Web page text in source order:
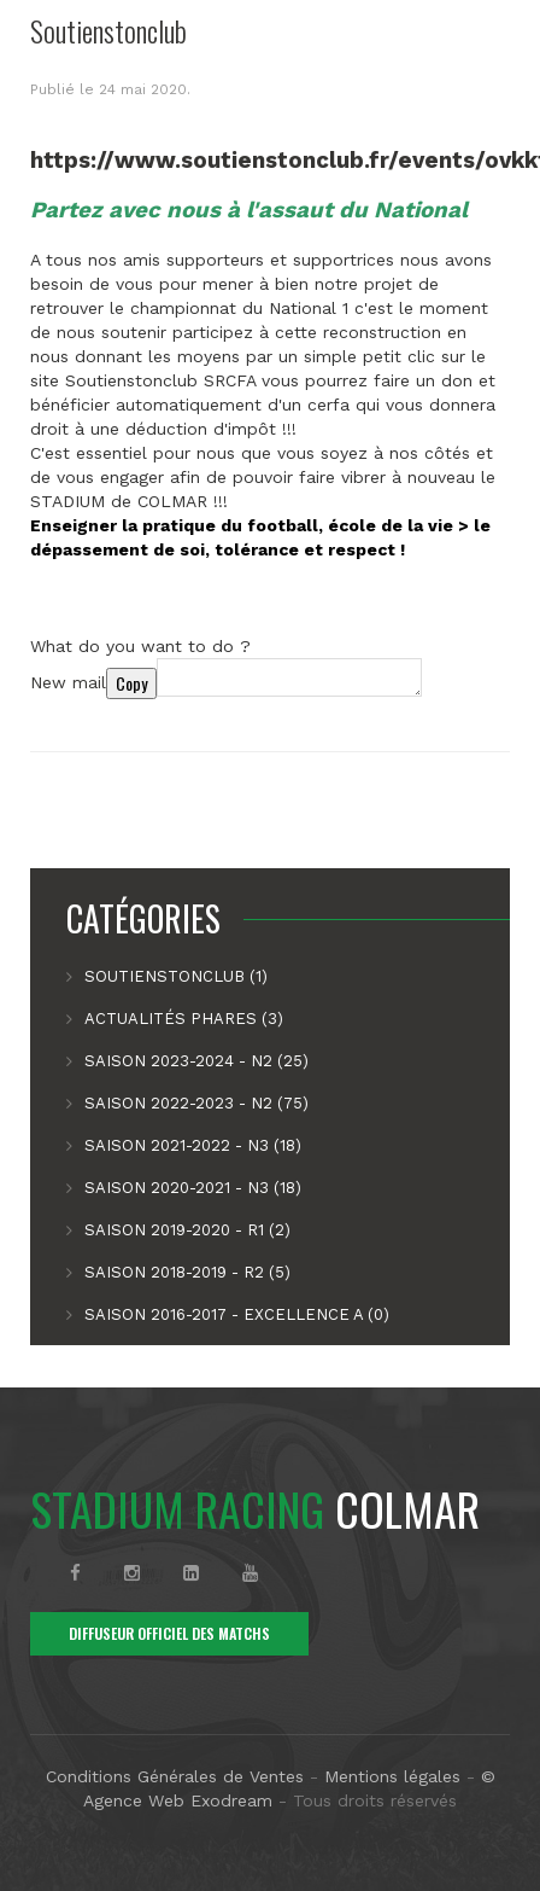
Soutienstonclub
Publié le 24 mai 2020.
https://www.soutienstonclub.fr/events/
Partez avec nous à l'assaut du National
A tous nos amis supporteurs et supportrices nous avons
besoin de vous pour mener à bien notre projet de
retrouver le championnat du National 1 c'est le moment
de nous soutenir participez à cette reconstruction en
nous donnant les moyens par un simple petit clic sur le
site Soutienstonclub SRCFA vous pourrez faire un don et
bénéficier automatiquement d'un cerfa qui vous donnera
droit à une déduction d'impôt !!!
C'est essentiel pour nous que vous soyez à nos côtés et
de vous engager afin de pouvoir faire vibrer à nouveau le
STADIUM de COLMAR !!!
Enseigner la pratique du football, école de la vie > le
dépassement de soi, tolérance et respect !
What do you want to do ?
New mail
Copy
CATÉGORIES
SOUTIENSTONCLUB (1)
ACTUALITÉS PHARES (3)
SAISON 2023-2024 - N2 (25)
SAISON 2022-2023 - N2 (75)
SAISON 2021-2022 - N3 (18)
SAISON 2020-2021 - N3 (18)
SAISON 2019-2020 - R1 (2)
SAISON 2018-2019 - R2 (5)
SAISON 2016-2017 - EXCELLENCE A (0)
STADIUM RACING COLMAR
DIFFUSEUR OFFICIEL DES MATCHS
Conditions Générales de Ventes - Mentions légales - ©
Agence Web Exodream - Tous droits réservés